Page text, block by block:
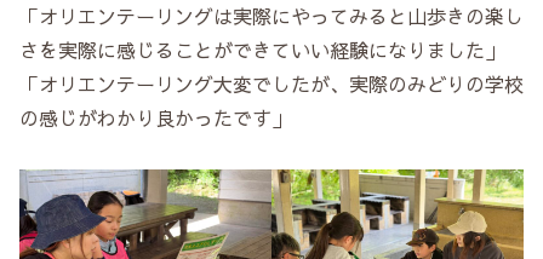
「オリエンテーリングは実際にやってみると山歩きの楽し
さを実際に感じることができていい経験になりました」
「オリエンテーリング大変でしたが、実際のみどりの学校
の感じがわかり良かったです」